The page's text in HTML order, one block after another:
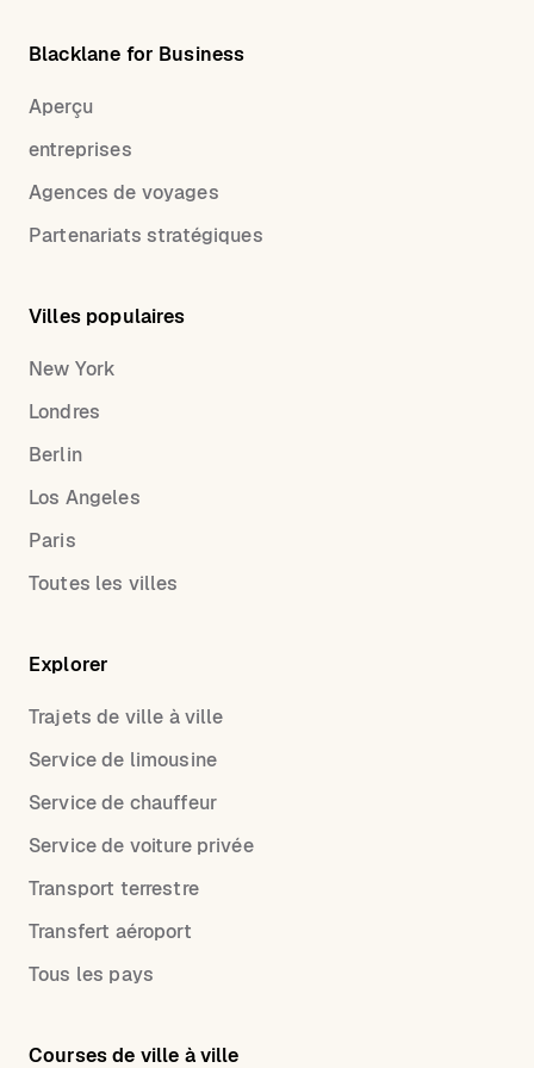
Blacklane for Business
Aperçu
entreprises
Agences de voyages
Partenariats stratégiques
Villes populaires
New York
Londres
Berlin
Los Angeles
Paris
Toutes les villes
Explorer
Trajets de ville à ville
Service de limousine
Service de chauffeur
Service de voiture privée
Transport terrestre
Transfert aéroport
Tous les pays
Courses de ville à ville